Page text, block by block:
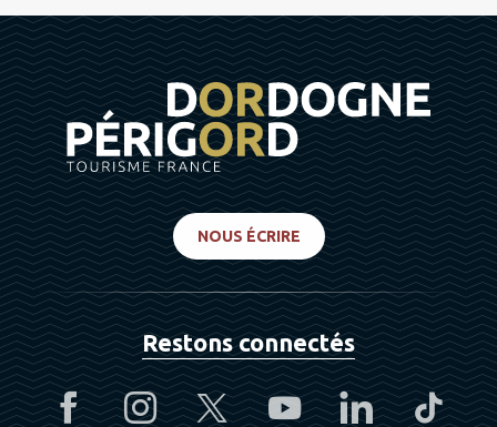
NOUS ÉCRIRE
Restons connectés